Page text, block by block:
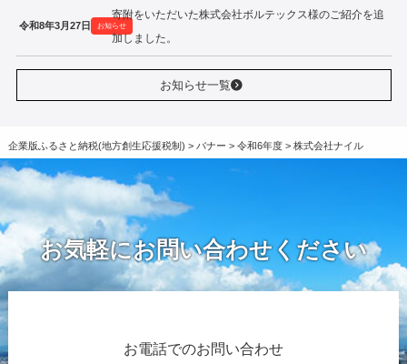
令和8年3月27日 お知らせ
寄附をいただいた株式会社ボルテックス様のご紹介を追
加しました。
お知らせ一覧
企業版ふるさと納税(地方創生応援税制) > バナー > 令和6年度> 株式会社ナイル
お気軽にお問い合わせください
お電話でのお問い合わせ